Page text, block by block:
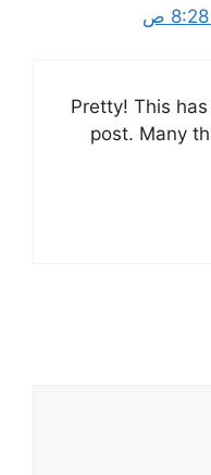
Pretty! This
post. Many